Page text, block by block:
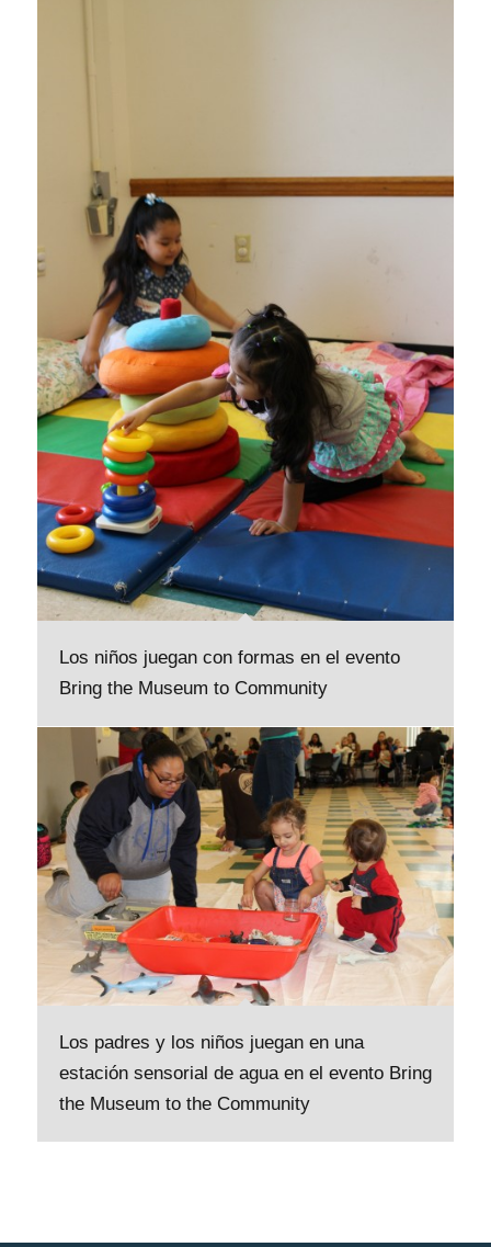
Los niños juegan con formas en el evento
Bring the Museum to Community
Los padres y los niños juegan en una
estación sensorial de agua en el evento Bring
the Museum to the Community